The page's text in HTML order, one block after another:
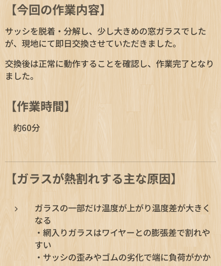
【今回の作業内容】
サッシを脱着・分解し、少し大きめの窓ガラスでした
が、現地にて即日交換させていただきました。
交換後は正常に動作することを確認し、作業完了となり
ました。
【作業時間】
約60分
【ガラスが熱割れする主な原因】
ガラスの一部だけ温度が上がり温度差が大きく
なる
・網入りガラスはワイヤーとの膨張差で割れや
すい
・サッシの歪みやゴムの劣化で端に負荷がかか